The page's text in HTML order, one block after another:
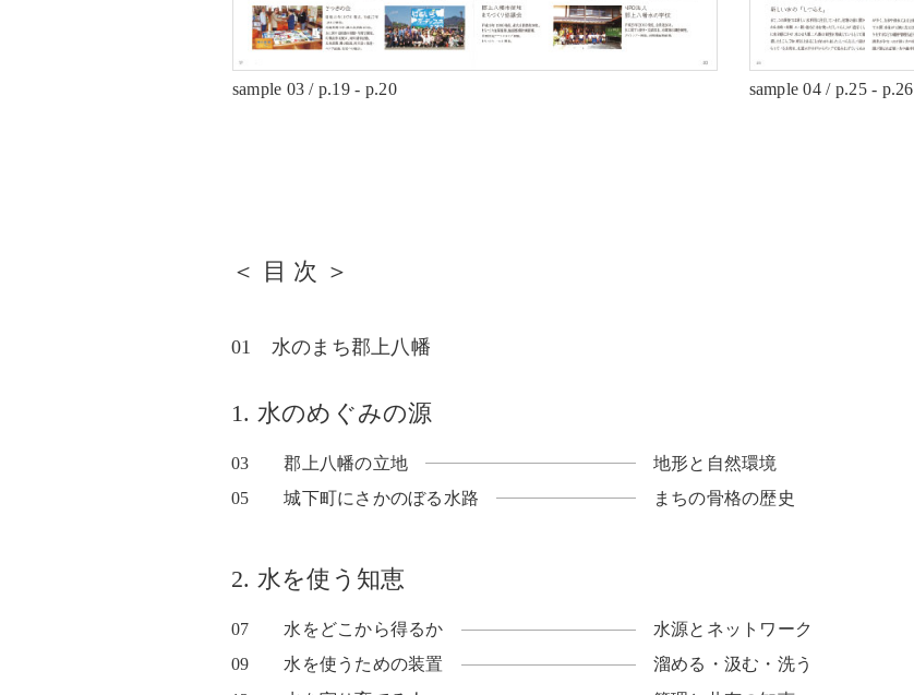
sample 03 / p.19 - p.20 sample 04 / p.25 - p.26
＜ 目 次 ＞
01 水のまち郡上八幡
1. 水のめぐみの源
03 郡上八幡の立地
地形と自然環境
05
城下町にさかのぼる水路 まちの骨格の歴史
2. 水を使う知恵
07 水をどこから得るか
水源とネットワーク
09
水を使うための装置
溜める・汲む・洗う